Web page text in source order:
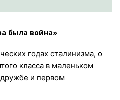
была война»
годах сталинизма, о
класса в маленьком
и первом